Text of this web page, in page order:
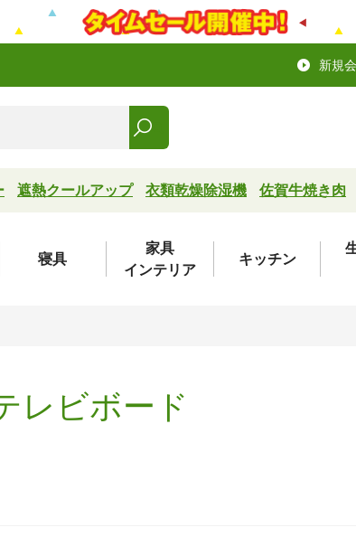
新規
遮熱クールアップ 衣類乾燥除湿機 佐賀牛焼き肉
寝具
家具
インテリア
キッチン
レビボード